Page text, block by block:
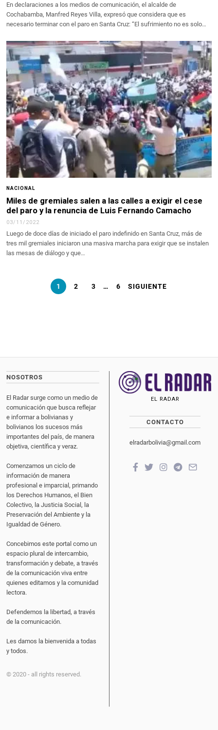
En declaraciones a los medios de comunicación, el alcalde de
Cochabamba, Manfred Reyes Villa, expresó que considera que es
necesario terminar con el paro en Santa Cruz: “El sufrimiento no es solo…
NACIONAL
Miles de gremiales salen a las calles a exigir el cese
del paro y la renuncia de Luis Fernando Camacho
03/11/2022
Luego de doce días de iniciado el paro indefinido en Santa Cruz, más de
tres mil gremiales iniciaron una masiva marcha para exigir que se instalen
las mesas de diálogo y que…
1 2 3 … 6 SIGUIENTE
NOSOTROS
El Radar surge como un medio de
comunicación que busca reflejar
e informar a bolivianas y
bolivianos los sucesos más
importantes del país, de manera
objetiva, científica y veraz.
Comenzamos un ciclo de
información de manera
profesional e imparcial, primando
los Derechos Humanos, el Bien
Colectivo, la Justicia Social, la
Preservación del Ambiente y la
Igualdad de Género.
Concebimos este portal como un
espacio plural de intercambio,
transformación y debate, a través
de la comunicación viva entre
quienes editamos y la comunidad
lectora.
Defendemos la libertad, a través
de la comunicación.
Les damos la bienvenida a todas
y todos.
© 2020 - all rights reserved.
EL RADAR
CONTACTO
elradarbolivia@gmail.com